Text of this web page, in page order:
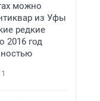
можно
из Уфы
редкие
2016 год